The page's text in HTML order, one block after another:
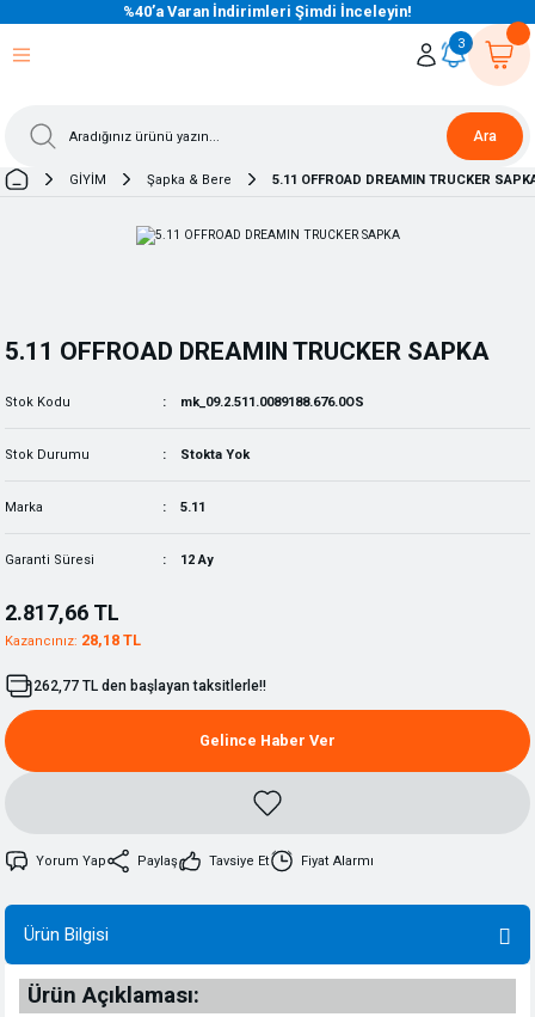
%40’a Varan İndirimleri Şimdi İnceleyin!
Ara
3
GİYİM Şapka & Bere 5.11 OFFROAD DREAMIN TRUCKER
5.11 OFFROAD DREAMIN TRUCKER SAPKA
Stok Kodu mk_09.2.511.0089188.676.0OS
Stok Durumu Stokta Yok
Marka 5.11
Garanti Süresi 12 Ay
2.817,66 TL
Kazancınız: 28,18 TL
262,77 TL den başlayan taksitlerle!!
Gelince Haber Ver
Yorum Yap Paylaş Tavsiye Et Fiyat Alarmı
Ürün Bilgisi
Ürün Açıklaması: